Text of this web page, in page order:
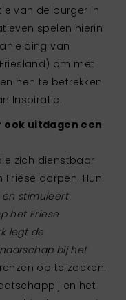
van de burger in
spelen hierin
van
om met
hen te betrekken
Inspiratie.
uitdagen een
zich dienstbaar
dorpen. Hun
stimuleert
het Friese
legt de
bij het
op te zoeken.
en het